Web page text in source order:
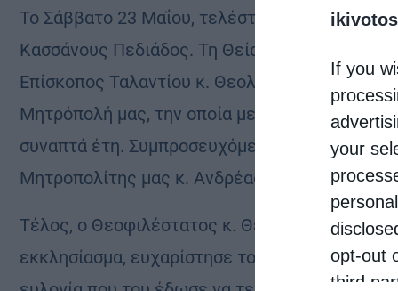
If you
your
opt-out
third
Το Σάββατο 23 Μαΐου, τελέστηκαν τα Ιερά
Κασσάνους Πεδιάδος. Τη Θεία Λειτουργία και
Επίσκοπος Ταλαντίου κ. Θεολόγος, ο οποίος το
Μητρόπολή μας, την οποία με πλήρη
συναπτά έτη. Συμπροσευχόμενος εκ του
Μητροπολίτης μας κ. Ανδρέας.
Τέλος, ο Θεοφιλέστατος κ. Θεολόγος, αφού
εκκλησίασμα, ευχαρίστησε τον Σεβασμιώτατο